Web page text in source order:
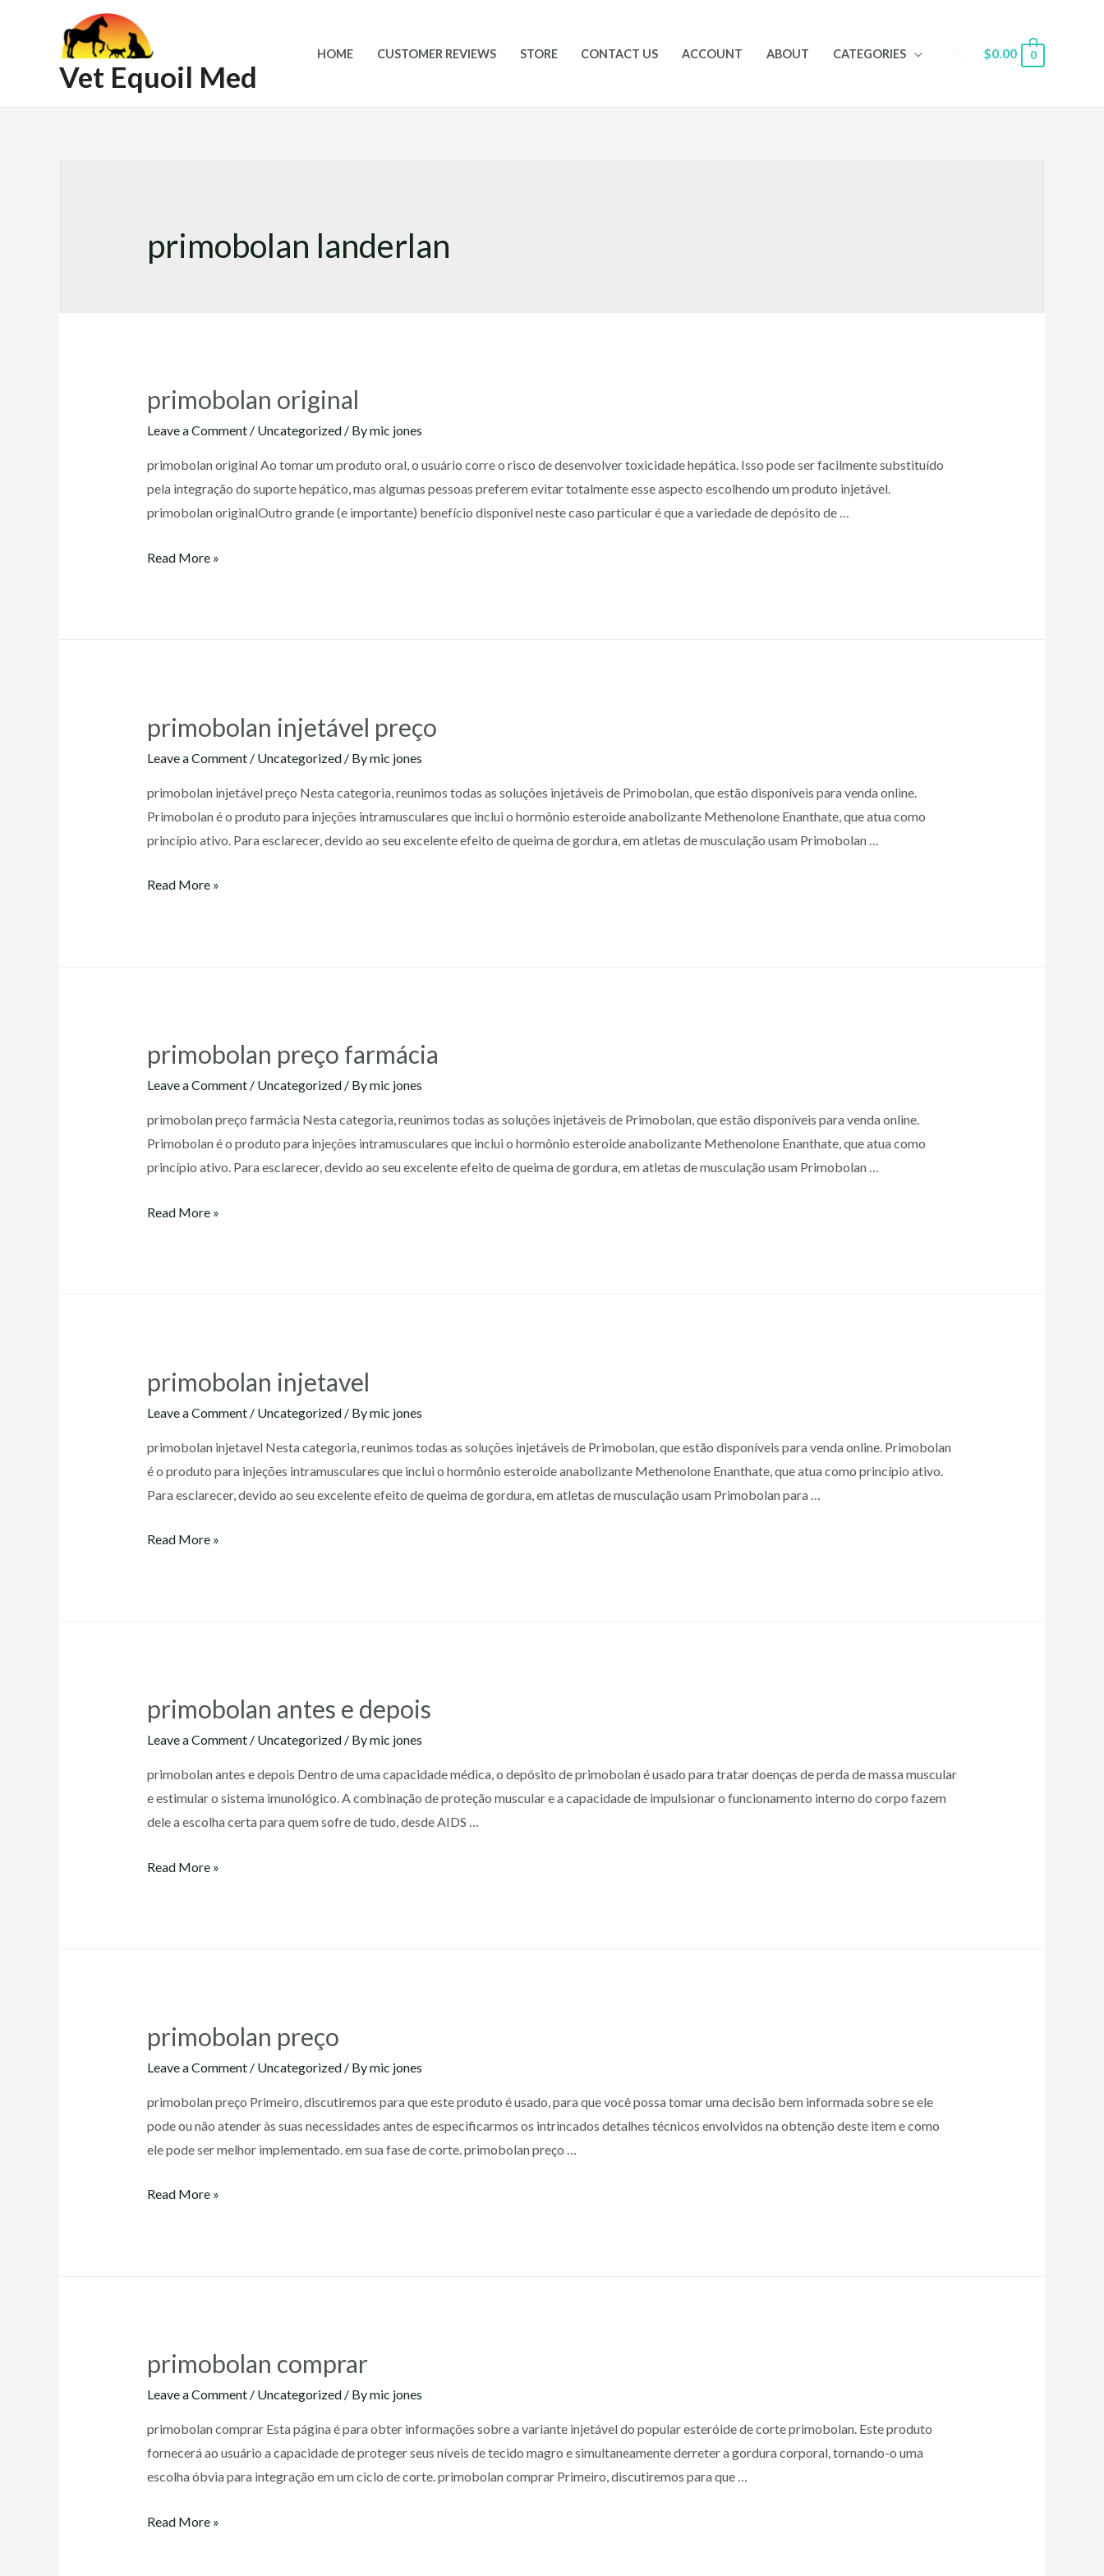
Vet Equoil Med
HOME CUSTOMER REVIEWS STORE CONTACT US ACCOUNT ABOUT CATEGORIES Search
$0.00 0
primobolan landerlan
primobolan original
Leave a Comment / Uncategorized/ Bymic jones
primobolan original Ao tomar um produto oral, o usuário corre o risco de desenvolver toxicidade hepática. Isso pode ser facilmente substituído
pela integração do suporte hepático, mas algumas pessoas preferem evitar totalmente esse aspecto escolhendo um produto injetável.
primobolan originalOutro grande (e importante) benefício disponível neste caso particular é que a variedade de depósito de …
primobolan
Read More »
primobolan injetável preço
Leave a Comment / Uncategorized/ Bymic jones
primobolan injetável preço Nesta categoria, reunimos todas as soluções injetáveis de Primobolan, que estão disponíveis para venda online.
Primobolan é o produto para injeções intramusculares que inclui o hormônio esteroide anabolizante Methenolone Enanthate, que atua como
princípio ativo. Para esclarecer, devido ao seu excelente efeito de queima de gordura, em atletas de musculação usam Primobolan …
primobolan
Read More »
primobolan preço farmácia
Leave a Comment / Uncategorized/ Bymic jones
primobolan preço farmácia Nesta categoria, reunimos todas as soluções injetáveis de Primobolan, que estão disponíveis para venda online.
Primobolan é o produto para injeções intramusculares que inclui o hormônio esteroide anabolizante Methenolone Enanthate, que atua como
princípio ativo. Para esclarecer, devido ao seu excelente efeito de queima de gordura, em atletas de musculação usam Primobolan …
primobolan
Read More »
primobolan injetavel
Leave a Comment / Uncategorized/ Bymic jones
primobolan injetavel Nesta categoria, reunimos todas as soluções injetáveis de Primobolan, que estão disponíveis para venda online. Primobolan
é o produto para injeções intramusculares que inclui o hormônio esteroide anabolizante Methenolone Enanthate, que atua como princípio ativo.
Para esclarecer, devido ao seu excelente efeito de queima de gordura, em atletas de musculação usam Primobolan para …
primobolan
Read More »
primobolan antes e depois
Leave a Comment / Uncategorized/ Bymic jones
primobolan antes e depois Dentro de uma capacidade médica, o depósito de primobolan é usado para tratar doenças de perda de massa muscular
e estimular o sistema imunológico. A combinação de proteção muscular e a capacidade de impulsionar o funcionamento interno do corpo fazem
dele a escolha certa para quem sofre de tudo, desde AIDS …
primobolan
Read More »
primobolan preço
Leave a Comment / Uncategorized/ Bymic jones
primobolan preço Primeiro, discutiremos para que este produto é usado, para que você possa tomar uma decisão bem informada sobre se ele
pode ou não atender às suas necessidades antes de especificarmos os intrincados detalhes técnicos envolvidos na obtenção deste item e como
ele pode ser melhor implementado. em sua fase de corte. primobolan preço …
primobolan
Read More »
primobolan comprar
Leave a Comment / Uncategorized/ Bymic jones
primobolan comprar Esta página é para obter informações sobre a variante injetável do popular esteróide de corte primobolan. Este produto
fornecerá ao usuário a capacidade de proteger seus níveis de tecido magro e simultaneamente derreter a gordura corporal, tornando-o uma
escolha óbvia para integração em um ciclo de corte. primobolan comprar Primeiro, discutiremos para que …
primobolan
Read More »